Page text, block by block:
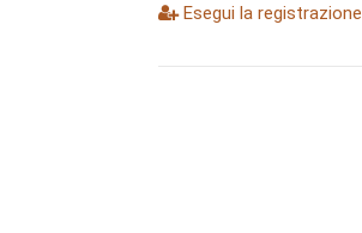
Esegui la registrazione